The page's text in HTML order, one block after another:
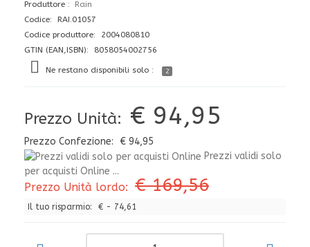
Produttore
Rain
Codice: RAI.01057
Codice produttore: 2004080810
GTIN (EAN,ISBN): 8058054002756
Ne restano disponibili solo : 2
Prezzo Unità: € 94,95
Prezzo Confezione:
€ 94,95
Prezzi validi solo
per acquisti Online ...
Prezzo Unità lordo: € 169,56
Il tuo risparmio: € - 74,61